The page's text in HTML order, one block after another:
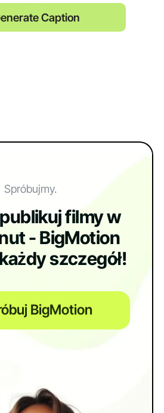
Caption
Spróbujmy.
filmy w
- BigMotion
szczegół!
BigMotion